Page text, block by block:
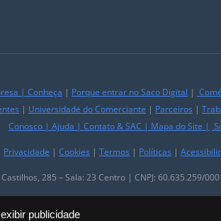
publicidade
| Conheça | Porque entrar no Saco Digital |
| Universidade do Comerciante | Parceiros |
Conosco | Ajuda | Contato & SAC | Mapa do Site |
Privacidade | Cookies | Termos | Políticas |
285 – Sala: 23 Centro | CNPJ: 60.635.259/